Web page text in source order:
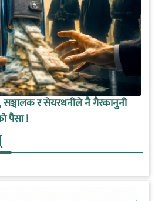
सञ्चालक र सेयरधनीले नै गैरकानुनी
पैसा !